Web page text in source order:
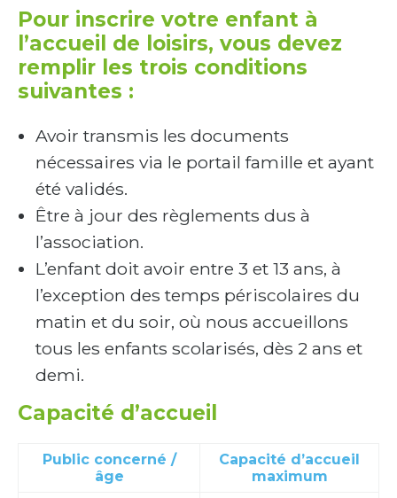
Pour inscrire votre enfant à
l’accueil de loisirs, vous devez
remplir les trois conditions
suivantes :
Avoir transmis les documents
nécessaires via le portail famille et ayant
été validés.
Être à jour des règlements dus à
l’association.
L’enfant doit avoir entre 3 et 13 ans, à
l’exception des temps périscolaires du
matin et du soir, où nous accueillons
tous les enfants scolarisés, dès 2 ans et
demi.
Capacité d’accueil
Public concerné /
âge
Capacité d’accueil
maximum